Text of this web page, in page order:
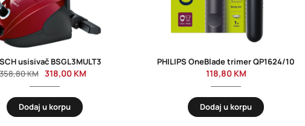
usisivač BSGL3MULT3
KM 318,00 KM
Dodaj u korpu
PHILIPS OneBlade trimer QP1624/10
118,80 KM
Dodaj u korpu